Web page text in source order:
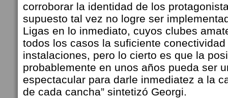
corroborar la identidad de los
supuesto tal vez no logre ser
Ligas en lo inmediato, cuyos clubes
todos los casos la suficiente
instalaciones, pero lo cierto es que la
probablemente en unos años pueda ser
espectacular para darle inmediatez a la
de cada cancha” sintetizó Georgi.